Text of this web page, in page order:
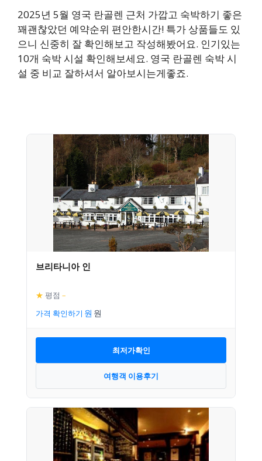
2025년 5월 영국 란골렌 근처 가깝고 숙박하기 좋은
꽤괜찮았던 예약순위 편안한시간! 특가 상품들도 있
으니 신중히 잘 확인해보고 작성해봤어요. 인기있는
10개 숙박 시설 확인해보세요. 영국 란골렌 숙박 시
설 중 비교 잘하셔서 알아보시는게좋죠.
브리타니아 인
★ 평점 –
가격 확인하기
최저가확인
여행객 이용후기